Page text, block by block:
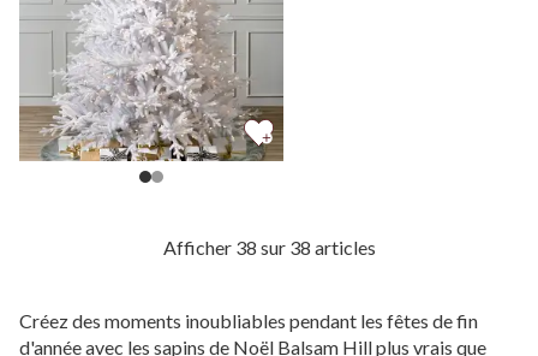
Afficher 38 sur 38 articles
Créez des moments inoubliables pendant les fêtes de fin
d'année avec les sapins de Noël Balsam Hill plus vrais que